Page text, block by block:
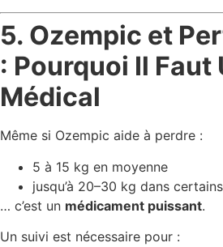
5. Ozempic et
: Pourquoi Il Faut
Médical
Même si Ozempic aide à perdre :
5 à 15 kg en moyenne
jusqu’à 20–30 kg dans
… c’est un médicament puissant.
Un suivi est nécessaire pour :